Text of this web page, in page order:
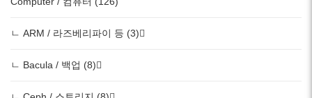
ㄴ ARM / 라즈베리파이 등 (3)
ㄴ Bacula / 백업 (8)